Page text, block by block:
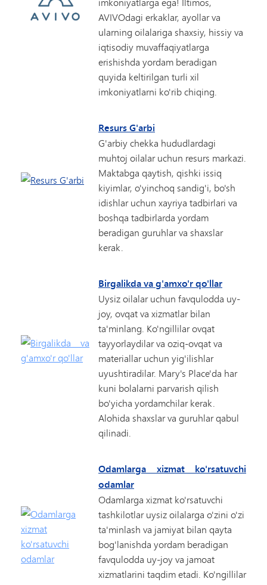
AVIVOdagi erkaklar, ayollar va
ularning oilalariga shaxsiy, hissiy va
iqtisodiy muvaffaqiyatlarga
erishishda yordam beradigan
quyida keltirilgan turli xil
imkoniyatlarni ko'rib chiqing.
Resurs G'arbi
G'arbiy chekka hududlardagi
muhtoj oilalar uchun resurs markazi.
Maktabga qaytish, qishki issiq
kiyimlar, o'yinchoq sandig'i, bo'sh
idishlar uchun xayriya tadbirlari va
boshqa tadbirlarda yordam
beradigan guruhlar va shaxslar
kerak.
Birgalikda va g'amxo'r qo'llar
Uysiz oilalar uchun favqulodda uy-
joy, ovqat va xizmatlar bilan
ta'minlang. Ko'ngillilar ovqat
tayyorlaydilar va oziq-ovqat va
materiallar uchun yig'ilishlar
uyushtiradilar. Mary's Place'da har
kuni bolalarni parvarish qilish
bo'yicha yordamchilar kerak.
Alohida shaxslar va guruhlar qabul
qilinadi.
Odamlarga xizmat ko'rsatuvchi
odamlar
Odamlarga xizmat ko'rsatuvchi
tashkilotlar uysiz oilalarga o'zini o'zi
ta'minlash va jamiyat bilan qayta
bog'lanishda yordam beradigan
favqulodda uy-joy va jamoat
xizmatlarini taqdim etadi. Ko'ngillilar